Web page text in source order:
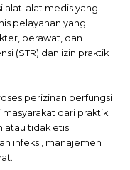
alat-alat medis yang
pelayanan yang
perawat, dan
(STR) dan izin praktik
perizinan berfungsi
dari praktik
atau tidak etis.
infeksi, manajemen